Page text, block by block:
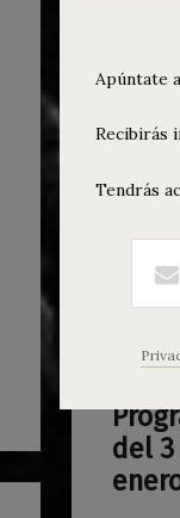
Palencia
del
02/01/2017
0
Maravillas
Apúntate
Recibirás
Tendrás